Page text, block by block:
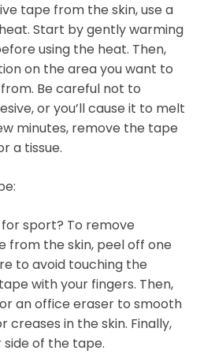
tape from the skin, use a
Start by gently warming
using the heat. Then,
on the area you want to
Be careful not to
or you’ll cause it to melt
minutes, remove the tape
a tissue.
sport? To remove
from the skin, peel off one
to avoid touching the
with your fingers. Then,
an office eraser to smooth
creases in the skin. Finally,
of the tape.